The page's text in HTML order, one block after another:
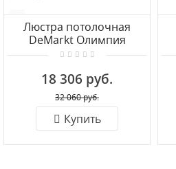
Люстра потолочная
DeMarkt Олимпия
638011908
18 306 руб.
32 060 руб.
Купить